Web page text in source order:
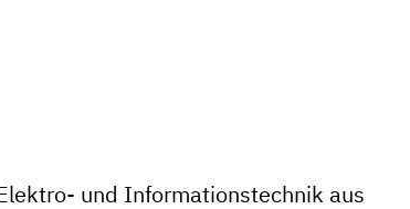
und Informationstechnik aus